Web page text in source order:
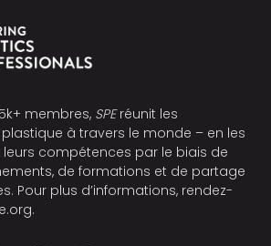
membres, SPEréunit les
à travers le monde – en les
compétences par le biais de
de formations et de partage
Pour plus d’informations, rendez-
.